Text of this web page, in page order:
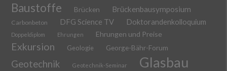
Baustoffe Brücken Brückenbausymposium
Carbonbeton DFG Science TV Doktorandenkolloquium
Doppeldiplom Ehrungen Ehrungen und Preise
Exkursion Geologie George-Bähr-Forum
Geotechnik Geotechnik-Seminar Glasbau